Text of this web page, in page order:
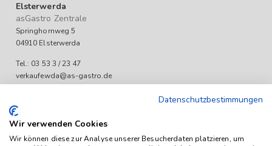
Elsterwerda
asGastro Zentrale
Springhornweg 5
04910 Elsterwerda
Tel.: 03 53 3 / 23 47
verkaufewda@as-gastro.de
Mo-Fr 09:00 bis 17:00 Uhr
Datenschutzbestimmungen
Wir verwenden Cookies
Wir können diese zur Analyse unserer Besucherdaten platzieren, um